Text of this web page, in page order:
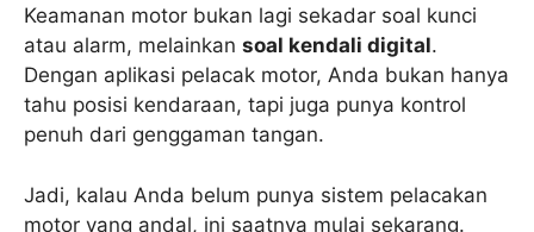
Keamanan motor bukan lagi sekadar soal kunci
atau alarm, melainkan soal kendali digital.
Dengan aplikasi pelacak motor, Anda bukan hanya
tahu posisi kendaraan, tapi juga punya kontrol
penuh dari genggaman tangan.
Jadi, kalau Anda belum punya sistem pelacakan
motor yang andal, ini saatnya mulai sekarang.